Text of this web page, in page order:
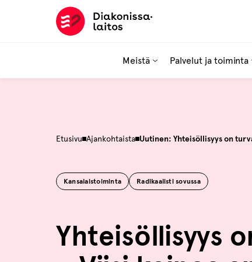
Meistä Palvelut ja toiminta
Etusivu Ajankohtaista Uutinen: Yhteisöllisyys on
Kansalaistoiminta Radikaalisti sovussa
Yhteisöllisyys